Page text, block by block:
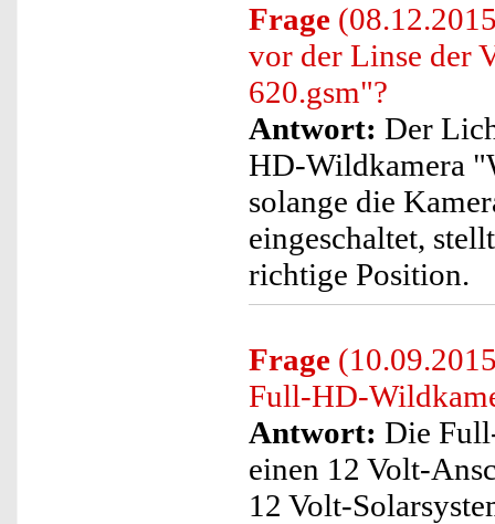
Frage
vor der Linse der
620.gsm"?
Antwort: Der
HD-Wildkamera
solange die
eingeschaltet,
richtige Position.
Frage
Full-HD-
Antwort: Die
einen 12 Volt-
12 Volt-